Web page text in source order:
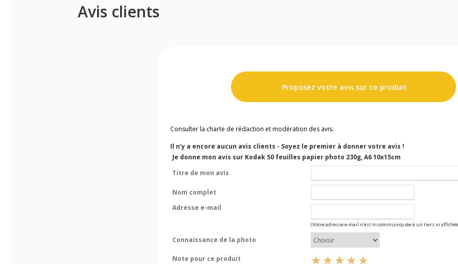
Avis clients
Proposez votre avis sur ce produit
Consulter la charte de rédaction et modération des avis.
Il n'y a encore aucun avis clients - Soyez le premier à donner votre avis !
Je donne mon avis sur Kodak 50 feuilles papier photo 230g, A6 10x15cm
Titre de mon avis
Nom complet
Adresse e-mail
(Votre adresse e-mail n'est ni communiquée à un tiers ni
Connaissance de la photo
Note pour ce produit